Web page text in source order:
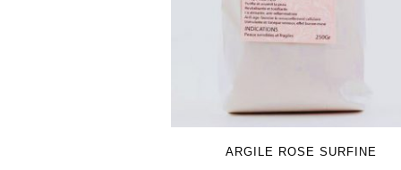
ARGILE ROSE SURFINE